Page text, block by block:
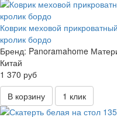
Коврик меховой
кролик бордо
Бренд: Panoramahome
Китай
1 370 руб
В корзину
1 клик